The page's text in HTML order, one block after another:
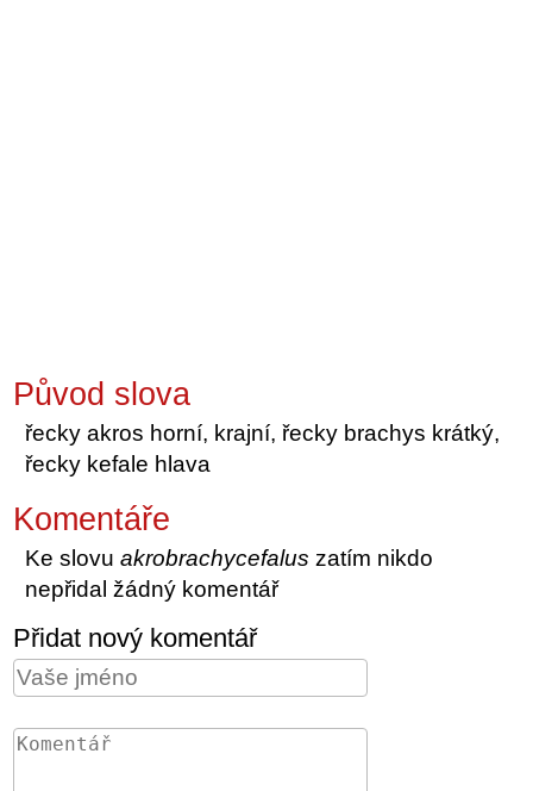
Původ slova
řecky akros horní, krajní, řecky brachys krátký,
řecky kefale hlava
Komentáře
Ke slovuakrobrachycefalus zatím nikdo
nepřidal žádný komentář
Přidat nový komentář